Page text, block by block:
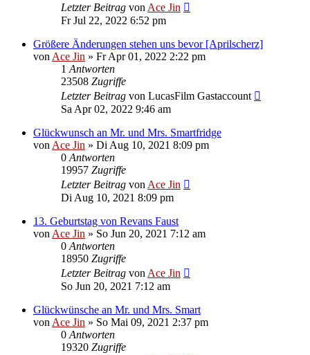
Letzter Beitrag von Ace Jin
Fr Jul 22, 2022 6:52 pm
Größere Änderungen stehen uns bevor [Aprilscherz]
von Ace Jin » Fr Apr 01, 2022 2:22 pm
1 Antworten
23508 Zugriffe
Letzter Beitrag von LucasFilm Gastaccount
Sa Apr 02, 2022 9:46 am
Glückwunsch an Mr. und Mrs. Smartfridge
von Ace Jin » Di Aug 10, 2021 8:09 pm
0 Antworten
19957 Zugriffe
Letzter Beitrag von Ace Jin
Di Aug 10, 2021 8:09 pm
13. Geburtstag von Revans Faust
von Ace Jin » So Jun 20, 2021 7:12 am
0 Antworten
18950 Zugriffe
Letzter Beitrag von Ace Jin
So Jun 20, 2021 7:12 am
Glückwünsche an Mr. und Mrs. Smart
von Ace Jin » So Mai 09, 2021 2:37 pm
0 Antworten
19320 Zugriffe